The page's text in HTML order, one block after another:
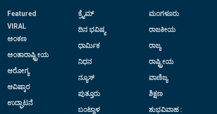
Featured
VIRAL
ಅಂಕಣ
ಅಂತಾರಾಷ್ಟ್ರೀಯ
ಆರೋಗ್ಯ
ಆವಿಷ್ಕಾರ
ಉದ್ಘಾಟನೆ
ಕ್ರೈಮ್
ದಿನ ಭವಿಷ್ಯ
ಧಾರ್ಮಿಕ
ನಿಧನ
ನ್ಯೂಸ್
ಪುತ್ತೂರು
ಬಂಟ್ವಾಳ
ಮಂಗಳೂರು
ರಾಜಕೀಯ
ರಾಜ್ಯ
ರಾಷ್ಟ್ರೀಯ
ವಾಣಿಜ್ಯ
ಶಿಕ್ಷಣ
ಶುಭವಿವಾಹ :